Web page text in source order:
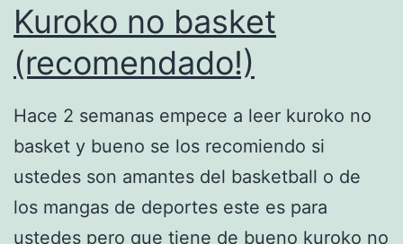
Kuroko no basket
(recomendado!)
Hace 2 semanas empece a leer kuroko no
basket y bueno se los recomiendo si
ustedes son amantes del basketball o de
los mangas de deportes este es para
ustedes pero que tiene de bueno kuroko no